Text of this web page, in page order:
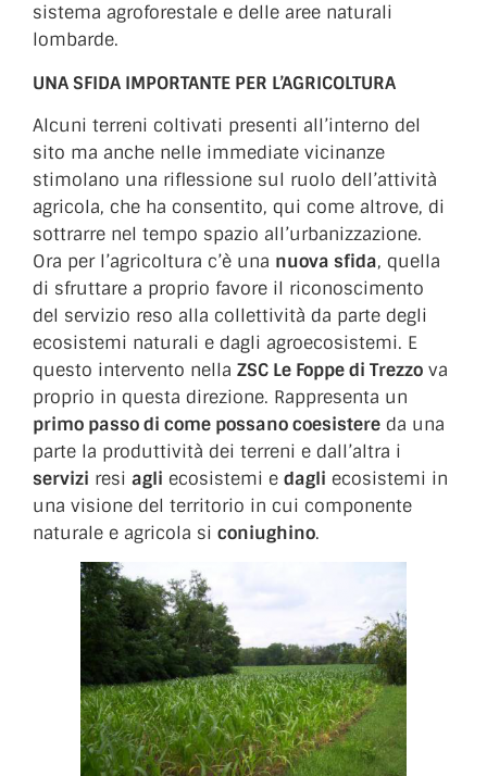
sistema agroforestale e delle aree naturali
lombarde.
UNA SFIDA IMPORTANTE PER L’AGRICOLTURA
Alcuni terreni coltivati presenti all’interno del
sito ma anche nelle immediate vicinanze
stimolano una riflessione sul ruolo dell’attività
agricola, che ha consentito, qui come altrove, di
sottrarre nel tempo spazio all’urbanizzazione.
Ora per l’agricoltura c’è una nuova sfida, quella
di sfruttare a proprio favore il riconoscimento
del servizio reso alla collettività da parte degli
ecosistemi naturali e dagli agroecosistemi. E
questo intervento nella ZSC Le Foppe di Trezzo va
proprio in questa direzione. Rappresenta un
primo passo di come possano coesistere da una
parte la produttività dei terreni e dall’altra i
servizi resi agli ecosistemi e dagli ecosistemi in
una visione del territorio in cui componente
naturale e agricola si coniughino.